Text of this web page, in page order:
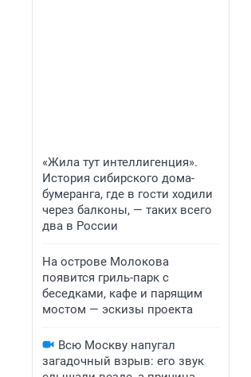
«Жила тут интеллигенция».
История сибирского дома-
бумеранга, где в гости ходили
через балконы, — таких всего
два в России
На острове Молокова
появится гриль-парк с
беседками, кафе и парящим
мостом — эскизы проекта
Всю Москву напугал
загадочный взрыв: его звук